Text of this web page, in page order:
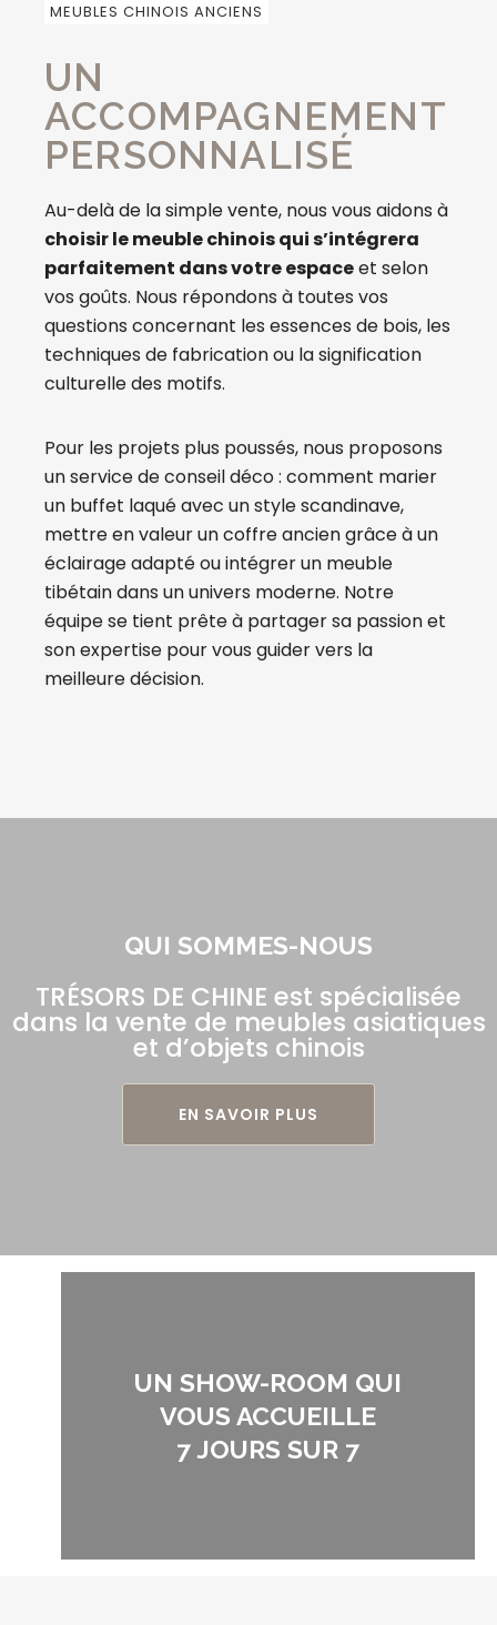
MEUBLES CHINOIS ANCIENS
UN
ACCOMPAGNEMENT
PERSONNALISÉ
Au-delà de la simple vente, nous vous aidons à
choisir le meuble chinois qui s’intégrera
parfaitement dans votre espaceet selon
vos goûts. Nous répondons à toutes vos
questions concernant les essences de bois, les
techniques de fabrication ou la signification
culturelle des motifs.
Pour les projets plus poussés, nous proposons
un service de conseil déco : comment marier
un buffet laqué avec un style scandinave,
mettre en valeur un coffre ancien grâce à un
éclairage adapté ou intégrer un meuble
tibétain dans un univers moderne. Notre
équipe se tient prête à partager sa passion et
son expertise pour vous guider vers la
meilleure décision.
QUI SOMMES-NOUS
TRÉSORS DE CHINE est spécialisée
dans la vente de meubles asiatiques
et d’objets chinois
EN SAVOIR PLUS
UN SHOW-ROOM QUI
VOUS ACCUEILLE
7 JOURS SUR 7